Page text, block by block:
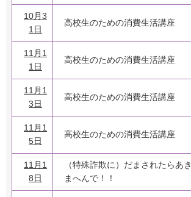
10月3
1日
高校生のための消費生活講座
11月1
1日
高校生のための消費生活講座
11月1
3日
高校生のための消費生活講座
11月1
5日
高校生のための消費生活講座
11月1
8日
（特殊詐欺に）だまされたらあき
まへんで！！